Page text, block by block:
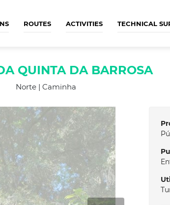
ROUTES ACTIVITIES TECHNICAL
QUINTA DA BARROSA
Norte | Caminha